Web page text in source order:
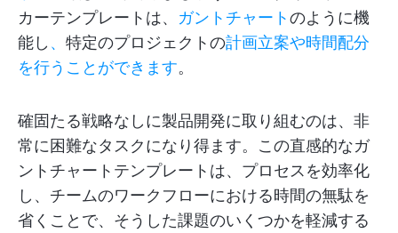
カーテンプレートは、 ガントチャートのように機
能し 、 特定のプロジェクトの計画立案や時間配分
を行うことができます。
確固たる戦略なしに製品開発に取り組むのは、非
常に困難なタスクになり得ます。この直感的なガ
ントチャートテンプレートは、プロセスを効率化
し、チームのワークフローにおける時間の無駄を
省くことで、そうした課題のいくつかを軽減する